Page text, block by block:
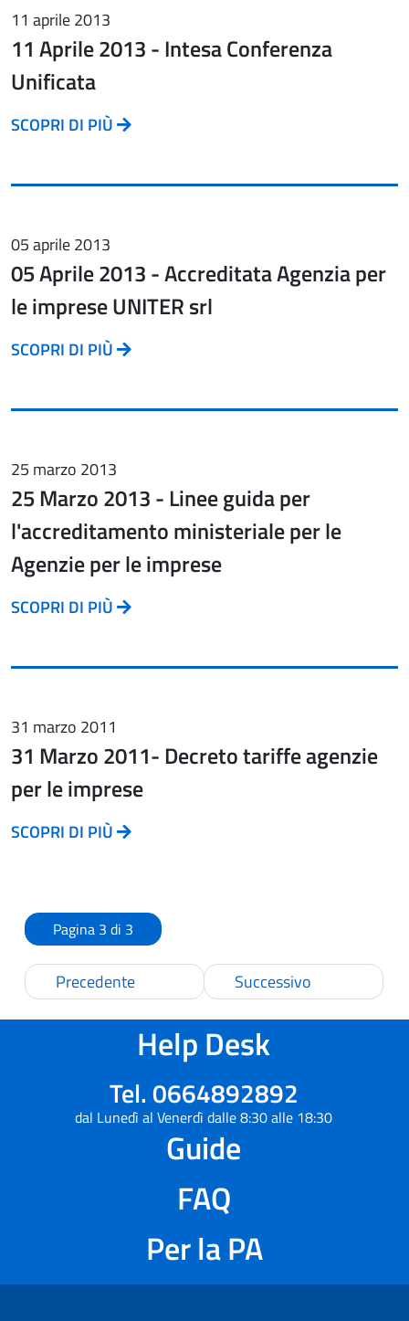
11 aprile 2013
11 Aprile 2013 - Intesa Conferenza
Unificata
SCOPRI DI PIÙ
05 aprile 2013
05 Aprile 2013 - Accreditata Agenzia per
le imprese UNITER srl
SCOPRI DI PIÙ
25 marzo 2013
25 Marzo 2013 - Linee guida per
l'accreditamento ministeriale per le
Agenzie per le imprese
SCOPRI DI PIÙ
31 marzo 2011
31 Marzo 2011- Decreto tariffe agenzie
per le imprese
SCOPRI DI PIÙ
Pagina 3 di 3
Precedente Successivo
Help Desk
Tel. 0664892892
dal Lunedì al Venerdì dalle 8:30 alle 18:30
Guide
FAQ
Per la PA